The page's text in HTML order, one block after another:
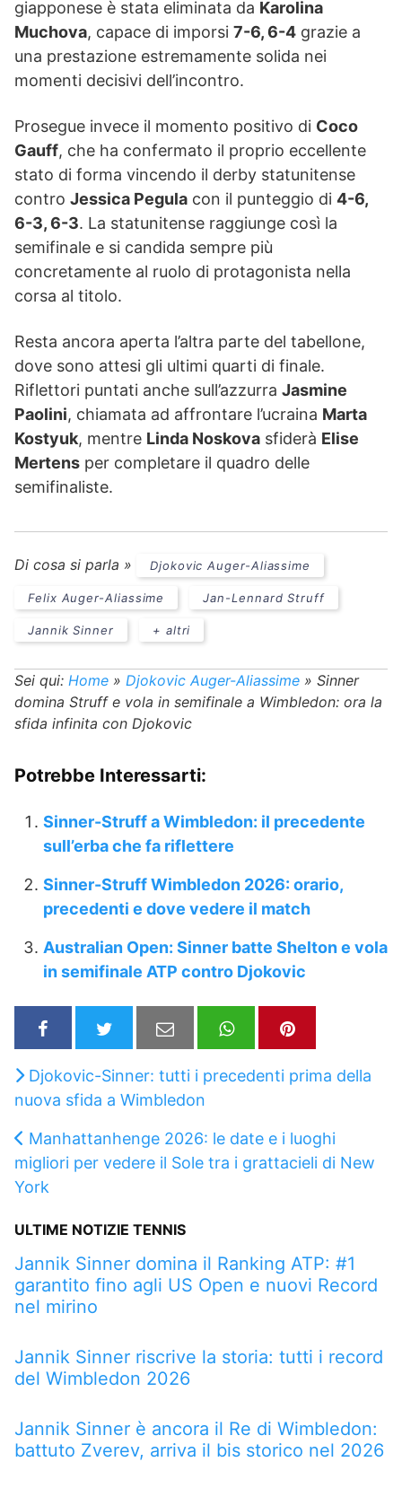
giapponese è stata eliminata da Karolina
Muchova, capace di imporsi 7-6, 6-4 grazie a
una prestazione estremamente solida nei
momenti decisivi dell’incontro.
Prosegue invece il momento positivo di Coco
Gauff, che ha confermato il proprio eccellente
stato di forma vincendo il derby statunitense
contro Jessica Pegula con il punteggio di 4-6,
6-3, 6-3. La statunitense raggiunge così la
semifinale e si candida sempre più
concretamente al ruolo di protagonista nella
corsa al titolo.
Resta ancora aperta l’altra parte del tabellone,
dove sono attesi gli ultimi quarti di finale.
Riflettori puntati anche sull’azzurra Jasmine
Paolini, chiamata ad affrontare l’ucraina Marta
Kostyuk, mentre Linda Noskova sfiderà Elise
Mertens per completare il quadro delle
semifinaliste.
Di cosa si parla » Djokovic Auger-Aliassime
Felix Auger-Aliassime Jan-Lennard Struff
Jannik Sinner + altri
Sei qui: Home » Djokovic Auger-Aliassime » Sinner
domina Struff e vola in semifinale a Wimbledon: ora la
sfida infinita con Djokovic
Potrebbe Interessarti:
Sinner-Struff a Wimbledon: il precedente
sull’erba che fa riflettere
Sinner-Struff Wimbledon 2026: orario,
precedenti e dove vedere il match
Australian Open: Sinner batte Shelton e vola
in semifinale ATP contro Djokovic
Djokovic-Sinner: tutti i precedenti prima della
nuova sfida a Wimbledon
Manhattanhenge 2026: le date e i luoghi
migliori per vedere il Sole tra i grattacieli di New
York
ULTIME NOTIZIE TENNIS
Jannik Sinner domina il Ranking ATP: #1
garantito fino agli US Open e nuovi Record
nel mirino
Jannik Sinner riscrive la storia: tutti i record
del Wimbledon 2026
Jannik Sinner è ancora il Re di Wimbledon:
battuto Zverev, arriva il bis storico nel 2026